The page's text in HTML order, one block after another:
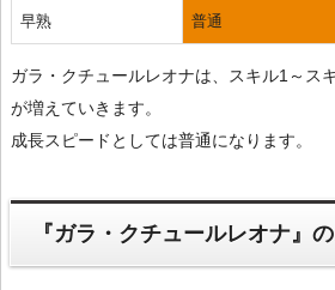
早熟 普通
ガラ・クチュールレオナは、スキル1～ス
が増えていきます。
成長スピードとしては普通になります。
『ガラ・クチュールレオナ』